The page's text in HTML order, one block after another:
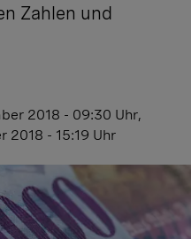
Zahlen und
2018 - 09:30 Uhr,
2018 - 15:19 Uhr